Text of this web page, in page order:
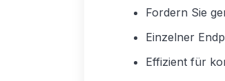
Fordern Sie
Einzelner
Effizient für